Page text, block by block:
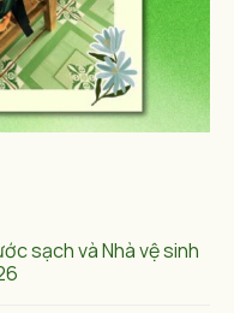
sạch và Nhà vệ sinh